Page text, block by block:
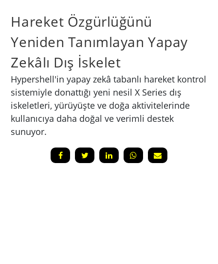
Hareket Özgürlüğünü
Yeniden Tanımlayan Yapay
Zekâlı Dış İskelet
Hypershell'in yapay zekâ tabanlı hareket kontrol
sistemiyle donattığı yeni nesil X Series dış
iskeletleri, yürüyüşte ve doğa aktivitelerinde
kullanıcıya daha doğal ve verimli destek
sunuyor.